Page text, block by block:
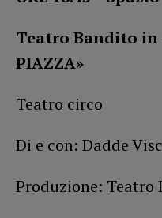
Teatro Bandito in
PIAZZA»
Teatro circo
Di e con: Dadde
Produzione: Teatro